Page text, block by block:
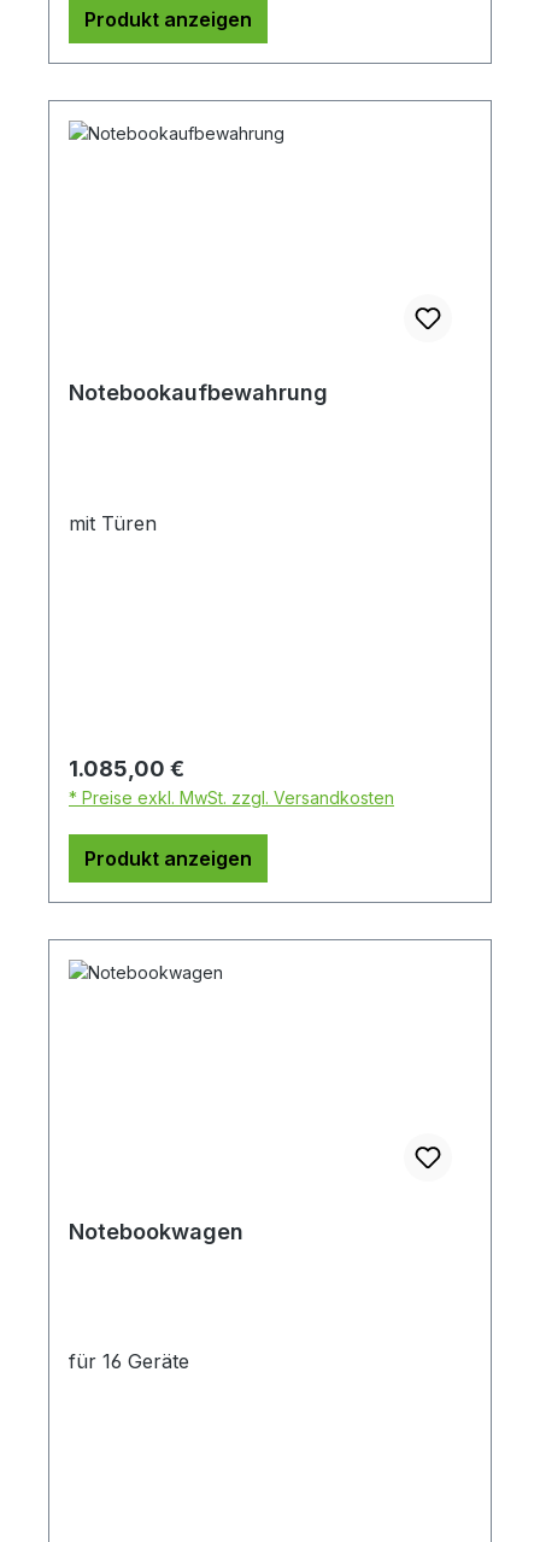
Produkt anzeigen
Notebookaufbewahrung
mit Türen
Regulärer Preis:
1.085,00 €
* Preise exkl. MwSt. zzgl. Versandkosten
Produkt anzeigen
Notebookwagen
für 16 Geräte